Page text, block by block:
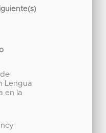
Lengua
en la